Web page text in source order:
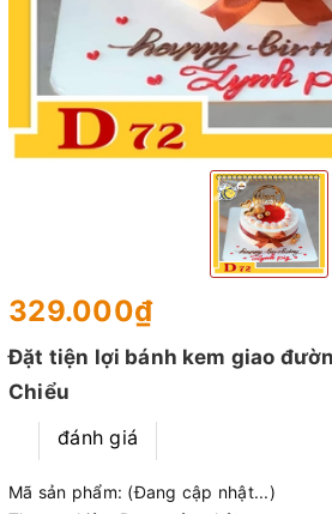
329.000₫
Đặt tiện lợi bánh kem giao
Chiểu
đánh giá
Mã sản phẩm: (Đang cập nhật...)